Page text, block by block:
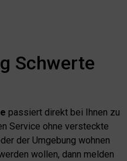
Schwerte
passiert direkt bei Ihnen zu
Service ohne versteckte
der Umgebung wohnen
wollen, dann melden